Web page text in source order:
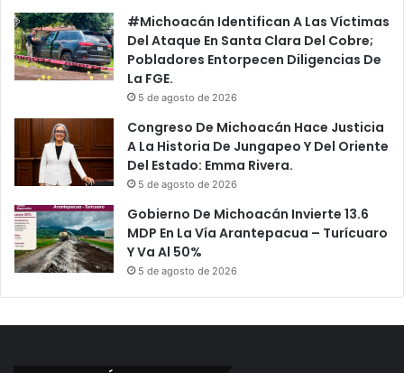
#Michoacán Identifican A Las Víctimas
Del Ataque En Santa Clara Del Cobre;
Pobladores Entorpecen Diligencias De
La FGE.
5 de agosto de 2026
Congreso De Michoacán Hace Justicia
A La Historia De Jungapeo Y Del Oriente
Del Estado: Emma Rivera.
5 de agosto de 2026
Gobierno De Michoacán Invierte 13.6
MDP En La Vía Arantepacua – Turícuaro
Y Va Al 50%
5 de agosto de 2026